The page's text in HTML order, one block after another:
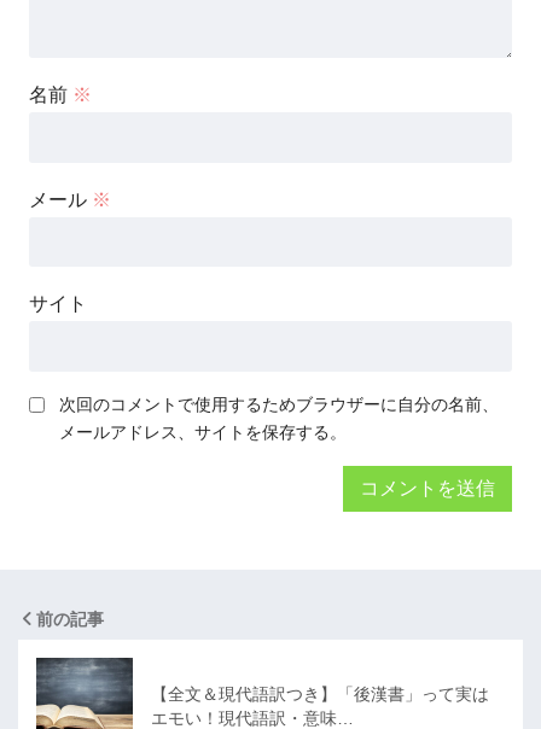
名前 ※
メール ※
サイト
次回のコメントで使用するためブラウザーに自分の名前、
メールアドレス、サイトを保存する。
前の記事
【全文＆現代語訳つき】「後漢書」って実は
エモい！現代語訳・意味…